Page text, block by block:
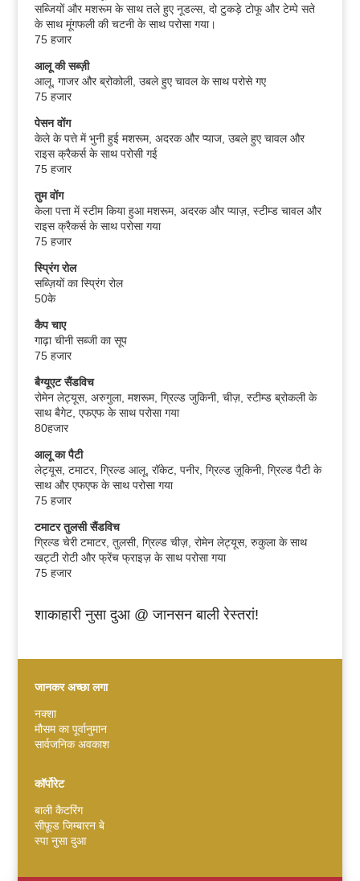
सब्जियों और मशरूम के साथ तले हुए नूडल्स, दो टुकड़े टोफू और टेम्पे सते
के साथ मूंगफली की चटनी के साथ परोसा गया।
75 हजार
आलू की सब्ज़ी
आलू, गाजर और ब्रोकोली, उबले हुए चावल के साथ परोसे गए
75 हजार
पेसन वोंग
केले के पत्ते में भुनी हुई मशरूम, अदरक और प्याज, उबले हुए चावल और
राइस क्रैकर्स के साथ परोसी गई
75 हजार
तुम वोंग
केला पत्ता में स्टीम किया हुआ मशरूम, अदरक और प्याज़, स्टीम्ड चावल और
राइस क्रैकर्स के साथ परोसा गया
75 हजार
स्प्रिंग रोल
सब्ज़ियों का स्प्रिंग रोल
50के
कैप चाए
गाढ़ा चीनी सब्जी का सूप
75 हजार
बैग्यूएट सैंडविच
रोमेन लेट्यूस, अरुगुला, मशरूम, ग्रिल्ड जुकिनी, चीज़, स्टीम्ड ब्रोकली के
साथ बैगेट, एफएफ के साथ परोसा गया
80हजार
आलू का पैटी
लेट्यूस, टमाटर, ग्रिल्ड आलू, रॉकेट, पनीर, ग्रिल्ड ज़ूकिनी, ग्रिल्ड पैटी के
साथ और एफएफ के साथ परोसा गया
75 हजार
टमाटर तुलसी सैंडविच
ग्रिल्ड चेरी टमाटर, तुलसी, ग्रिल्ड चीज़, रोमेन लेट्यूस, रुकुला के साथ
खट्टी रोटी और फ्रेंच फ्राइज़ के साथ परोसा गया
75 हजार
शाकाहारी नुसा दुआ @ जानसन बाली रेस्तरां!
जानकर अच्छा लगा
नक्शा
मौसम का पूर्वानुमान
सार्वजनिक अवकाश
कॉर्पोरेट
बाली कैटरिंग
सीफ़ूड जिम्बारन बे
स्पा नुसा दुआ